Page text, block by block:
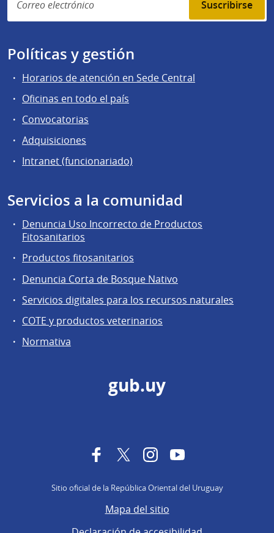
Suscribirse
Políticas y gestión
Horarios de atención en Sede Central
Oficinas en todo el país
Convocatorias
Adquisiciones
Intranet (funcionariado)
Servicios a la comunidad
Denuncia Uso Incorrecto de Productos
Fitosanitarios
Productos fitosanitarios
Denuncia Corta de Bosque Nativo
Servicios digitales para los recursos naturales
COTE y productos veterinarios
Normativa
gub.uy
FacebookTwitterInstagramYouTube
Sitio oficial de la República Oriental del Uruguay
Mapa del sitio